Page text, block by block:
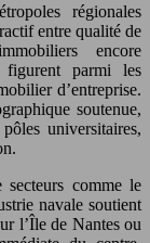
régionales
entre qualité de
encore
figurent parmi les
d’entreprise.
soutenue,
universitaires,
comme le
navale soutient
l’Île de Nantes ou